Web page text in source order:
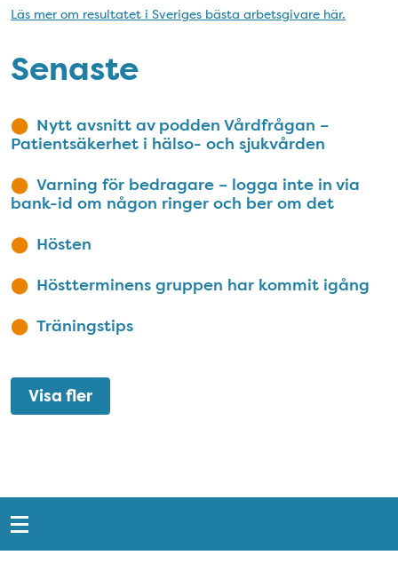
Läs mer om resultatet i Sveriges bästa arbetsgivare här.
Senaste
Nytt avsnitt av podden Vårdfrågan –
Patientsäkerhet i hälso- och sjukvården
Varning för bedragare – logga inte in via
bank-id om någon ringer och ber om det
Hösten
Höstterminens gruppen har kommit igång
Träningstips
Visa fler
Snabblänkar